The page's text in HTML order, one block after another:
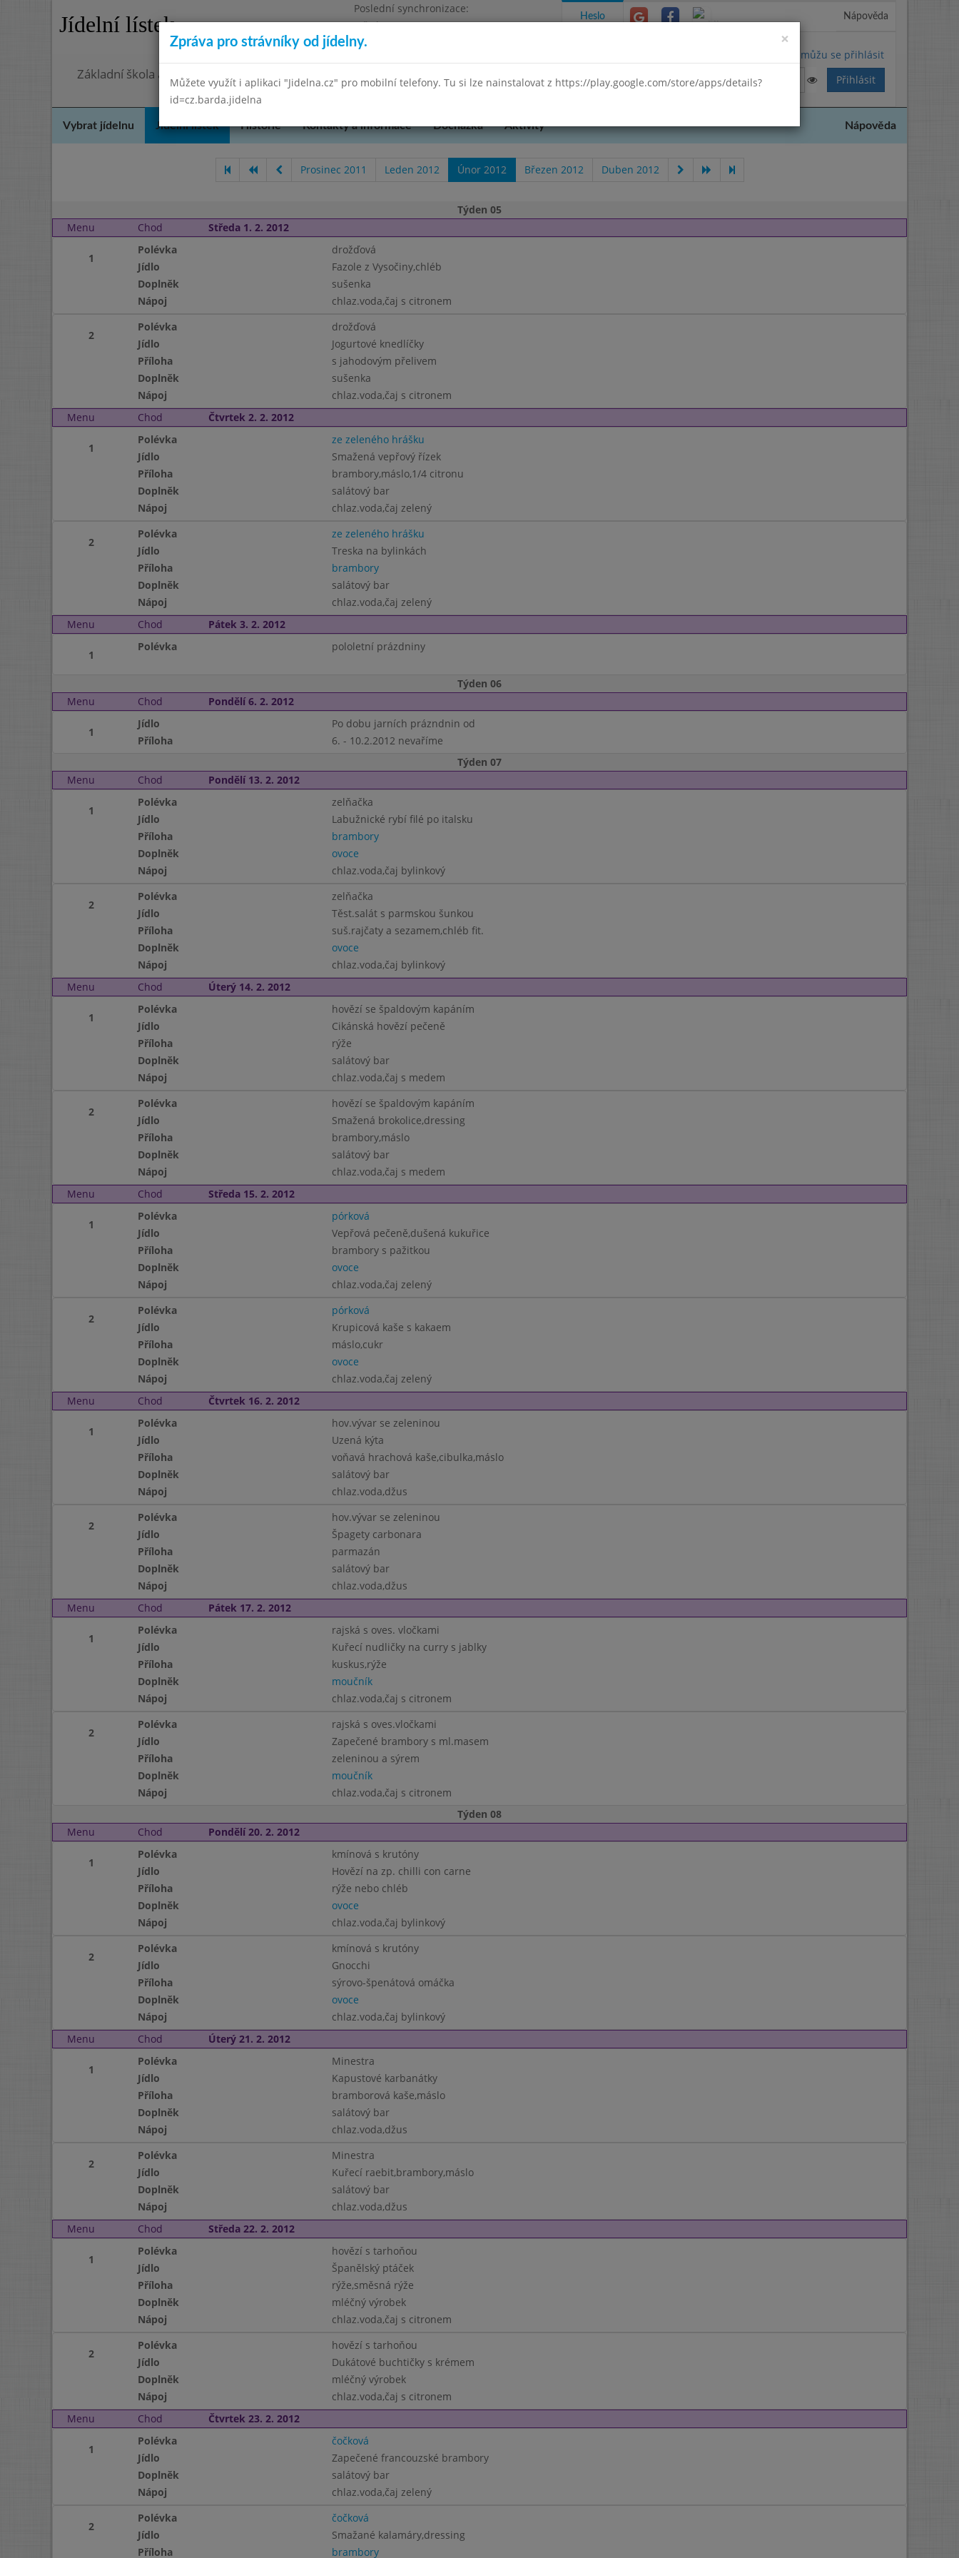
Jídelní lístek
Poslední synchronizace:
Středa 29.7.2026 9:58
Omezení objednávek
Základní škola a mateřská škola Chmelnice, Praha 3, K Lučinám 18/2500
Heslo Nápověda
Nemůžu se přihlásit
Vybrat jídelnu Jídelní lístek Historie Kontakty a informace Docházka Aktivity Nápověda
Prosinec 2011 Leden 2012 Únor 2012 Březen 2012 Duben 2012
Týden 05
Menu
Chod Středa 1. 2. 2012
1
Polévka
drožďová
Jídlo
Fazole z Vysočiny,chléb
Doplněk
sušenka
Nápoj
chlaz.voda,čaj s citronem
2
Polévka
drožďová
Jídlo
Jogurtové knedlíčky
Příloha
s jahodovým přelivem
Doplněk
sušenka
Nápoj
chlaz.voda,čaj s citronem
Menu
Chod Čtvrtek 2. 2. 2012
1
Polévka
ze zeleného hrášku
Jídlo
Smažená vepřový řízek
Příloha
brambory,máslo,1/4 citronu
Doplněk
salátový bar
Nápoj
chlaz.voda,čaj zelený
2
Polévka
ze zeleného hrášku
Jídlo
Treska na bylinkách
Příloha
brambory
Doplněk
salátový bar
Nápoj
chlaz.voda,čaj zelený
Menu
Chod Pátek 3. 2. 2012
1
Polévka pololetní prázdniny
Týden 06
Menu
Chod Pondělí 6. 2. 2012
1
Jídlo
Po dobu jarních prázndnin od
Příloha
6. - 10.2.2012 nevaříme
Týden 07
Menu
Chod Pondělí 13. 2. 2012
1
Polévka
zelňačka
Jídlo
Labužnické rybí filé po italsku
Příloha
brambory
Doplněk
ovoce
Nápoj
chlaz.voda,čaj bylinkový
2
Polévka
zelňačka
Jídlo
Těst.salát s parmskou šunkou
Příloha
suš.rajčaty a sezamem,chléb fit.
Doplněk
ovoce
Nápoj
chlaz.voda,čaj bylinkový
Menu
Chod Úterý 14. 2. 2012
1
Polévka
hovězí se špaldovým kapáním
Jídlo
Cikánská hovězí pečeně
Příloha
rýže
Doplněk
salátový bar
Nápoj
chlaz.voda,čaj s medem
2
Polévka
hovězí se špaldovým kapáním
Jídlo
Smažená brokolice,dressing
Příloha
brambory,máslo
Doplněk
salátový bar
Nápoj
chlaz.voda,čaj s medem
Menu
Chod Středa 15. 2. 2012
1
Polévka
pórková
Jídlo
Vepřová pečeně,dušená kukuřice
Příloha
brambory s pažitkou
Doplněk
ovoce
Nápoj
chlaz.voda,čaj zelený
2
Polévka
pórková
Jídlo
Krupicová kaše s kakaem
Příloha
máslo,cukr
Doplněk
ovoce
Nápoj
chlaz.voda,čaj zelený
Menu
Chod Čtvrtek 16. 2. 2012
1
Polévka
hov.vývar se zeleninou
Jídlo
Uzená kýta
Příloha
voňavá hrachová kaše,cibulka,máslo
Doplněk
salátový bar
Nápoj
chlaz.voda,džus
2
Polévka
hov.vývar se zeleninou
Jídlo
Špagety carbonara
Příloha
parmazán
Doplněk
salátový bar
Nápoj
chlaz.voda,džus
Menu
Chod Pátek 17. 2. 2012
1
Polévka
rajská s oves. vločkami
Jídlo
Kuřecí nudličky na curry s jablky
Příloha
kuskus,rýže
Doplněk
moučník
Nápoj
chlaz.voda,čaj s citronem
2
Polévka
rajská s oves.vločkami
Jídlo
Zapečené brambory s ml.masem
Příloha
zeleninou a sýrem
Doplněk
moučník
Nápoj
chlaz.voda,čaj s citronem
Týden 08
Menu
Chod Pondělí 20. 2. 2012
1
Polévka
kmínová s krutóny
Jídlo
Hovězí na zp. chilli con carne
Příloha
rýže nebo chléb
Doplněk
ovoce
Nápoj
chlaz.voda,čaj bylinkový
2
Polévka
kmínová s krutóny
Jídlo
Gnocchi
Příloha
sýrovo-špenátová omáčka
Doplněk
ovoce
Nápoj
chlaz.voda,čaj bylinkový
Menu
Chod Úterý 21. 2. 2012
1
Polévka
Minestra
Jídlo
Kapustové karbanátky
Příloha
bramborová kaše,máslo
Doplněk
salátový bar
Nápoj
chlaz.voda,džus
2
Polévka
Minestra
Jídlo
Kuřecí raebit,brambory,máslo
Doplněk
salátový bar
Nápoj
chlaz.voda,džus
Menu
Chod Středa 22. 2. 2012
1
Polévka
hovězí s tarhoňou
Jídlo
Španělský ptáček
Příloha
rýže,směsná rýže
Doplněk
mléčný výrobek
Nápoj
chlaz.voda,čaj s citronem
2
Polévka
hovězí s tarhoňou
Jídlo
Dukátové buchtičky s krémem
Doplněk
mléčný výrobek
Nápoj
chlaz.voda,čaj s citronem
Menu
Chod Čtvrtek 23. 2. 2012
1
Polévka
čočková
Jídlo
Zapečené francouzské brambory
Doplněk
salátový bar
Nápoj
chlaz.voda,čaj zelený
2
Polévka
čočková
Jídlo
Smažané kalamáry,dressing
Příloha
brambory
×
Zpráva pro strávníky od jídelny.
Můžete využít i aplikaci "Jidelna.cz" pro mobilní telefony. Tu si lze nainstalovat z https://play.google.com/store/apps/details?
id=cz.barda.jidelna